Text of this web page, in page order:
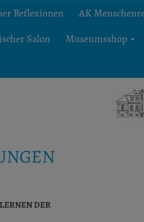
Reflexionen
AK
Salon Museumsshop
DER M